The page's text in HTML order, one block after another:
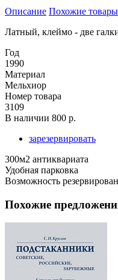
Описание Похожие товары
Латный, клеймо - две
Год
1990
Материал
Мельхиор
Номер товара
3109
В наличии 800 р.
зарезервировать
300м2 антиквариата
Удобная парковка
Возможность
Похожие